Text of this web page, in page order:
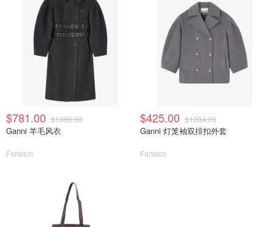
$781.00 $1380.00
Ganni 羊毛风衣
Farfetch
$425.00 $1084.00
Ganni 灯笼袖双排扣外套
Farfetch